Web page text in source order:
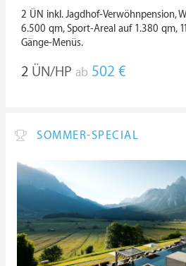
2 ÜN inkl. Jagdhof-Verwöhnpension,
6.500 qm, Sport-Areal auf 1.380 qm,
Gänge-Menüs.
2 ÜN/HP ab 502 €
SOMMER-SPECIAL